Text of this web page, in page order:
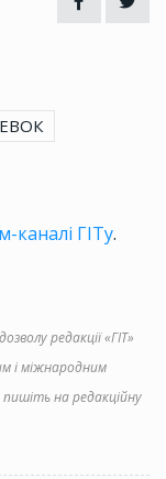
каналі ГІТу.
редакції «ГІТ»
і міжнародним
на редакційну